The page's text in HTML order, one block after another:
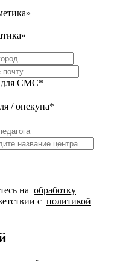
для СМС*
/ опекуна*
на обработку
с политикой